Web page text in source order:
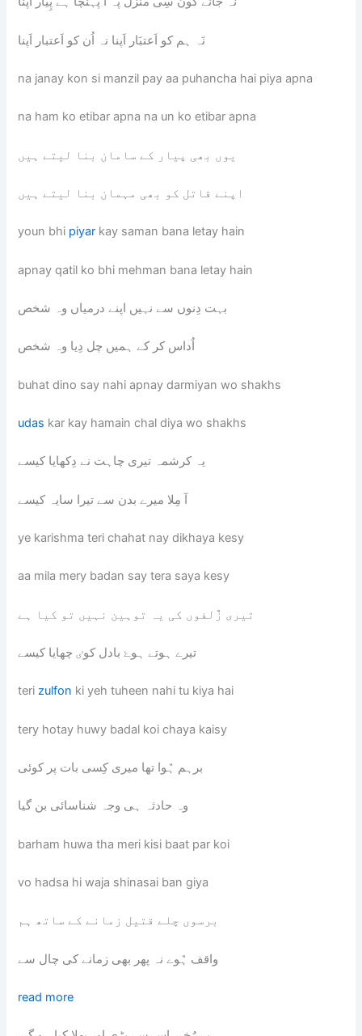
na janay kon si manzil pay aa puhancha hai piya apna
na ham ko etibar apna na un ko etibar apna
یوں بھی پیار کے سامان بنا لیتے ہیں
اپنے قاتل کو بھی مہمان بنا لیتے ہیں
youn bhi piyar kay saman bana letay hain
apnay qatil ko bhi mehman bana letay hain
بہت دِنوں سے نہیں اپنے درمیاں وہ شخص
اٌداس کر کے ہمیں چل دِیا وہ شخص
buhat dino say nahi apnay darmiyan wo shakhs
udas kar kay hamain chal diya wo shakhs
یہ کرشمہ تیری چاہت نے دِکھایا کیسے
آ مِلا میرے بدن سے تیرا سایہ کیسے
ye karishma teri chahat nay dikhaya kesy
aa mila mery badan say tera saya kesy
تیری زٌلفوں کی یہ توہین نہیں تو کیا ہے
تیرے ہوتے ہوۓ بادل کوٸ چھایا کیسے
terizulfon ki yeh tuheen nahi tu kiya hai
tery hotay huwy badal koi chaya kaisy
برہم ہٌوا تھا میری کِسی بات پر کوئی
وہ حادثہ ہی وجہ شناسائی بن گیا
barham huwa tha meri kisi baat par koi
vo hadsa hi waja shinasai ban giya
برسوں چلے قتیل زمانے کے ساتھ ہم
واقف ہٌوے نہ پھر بھی زمانے کی چال سے
read more